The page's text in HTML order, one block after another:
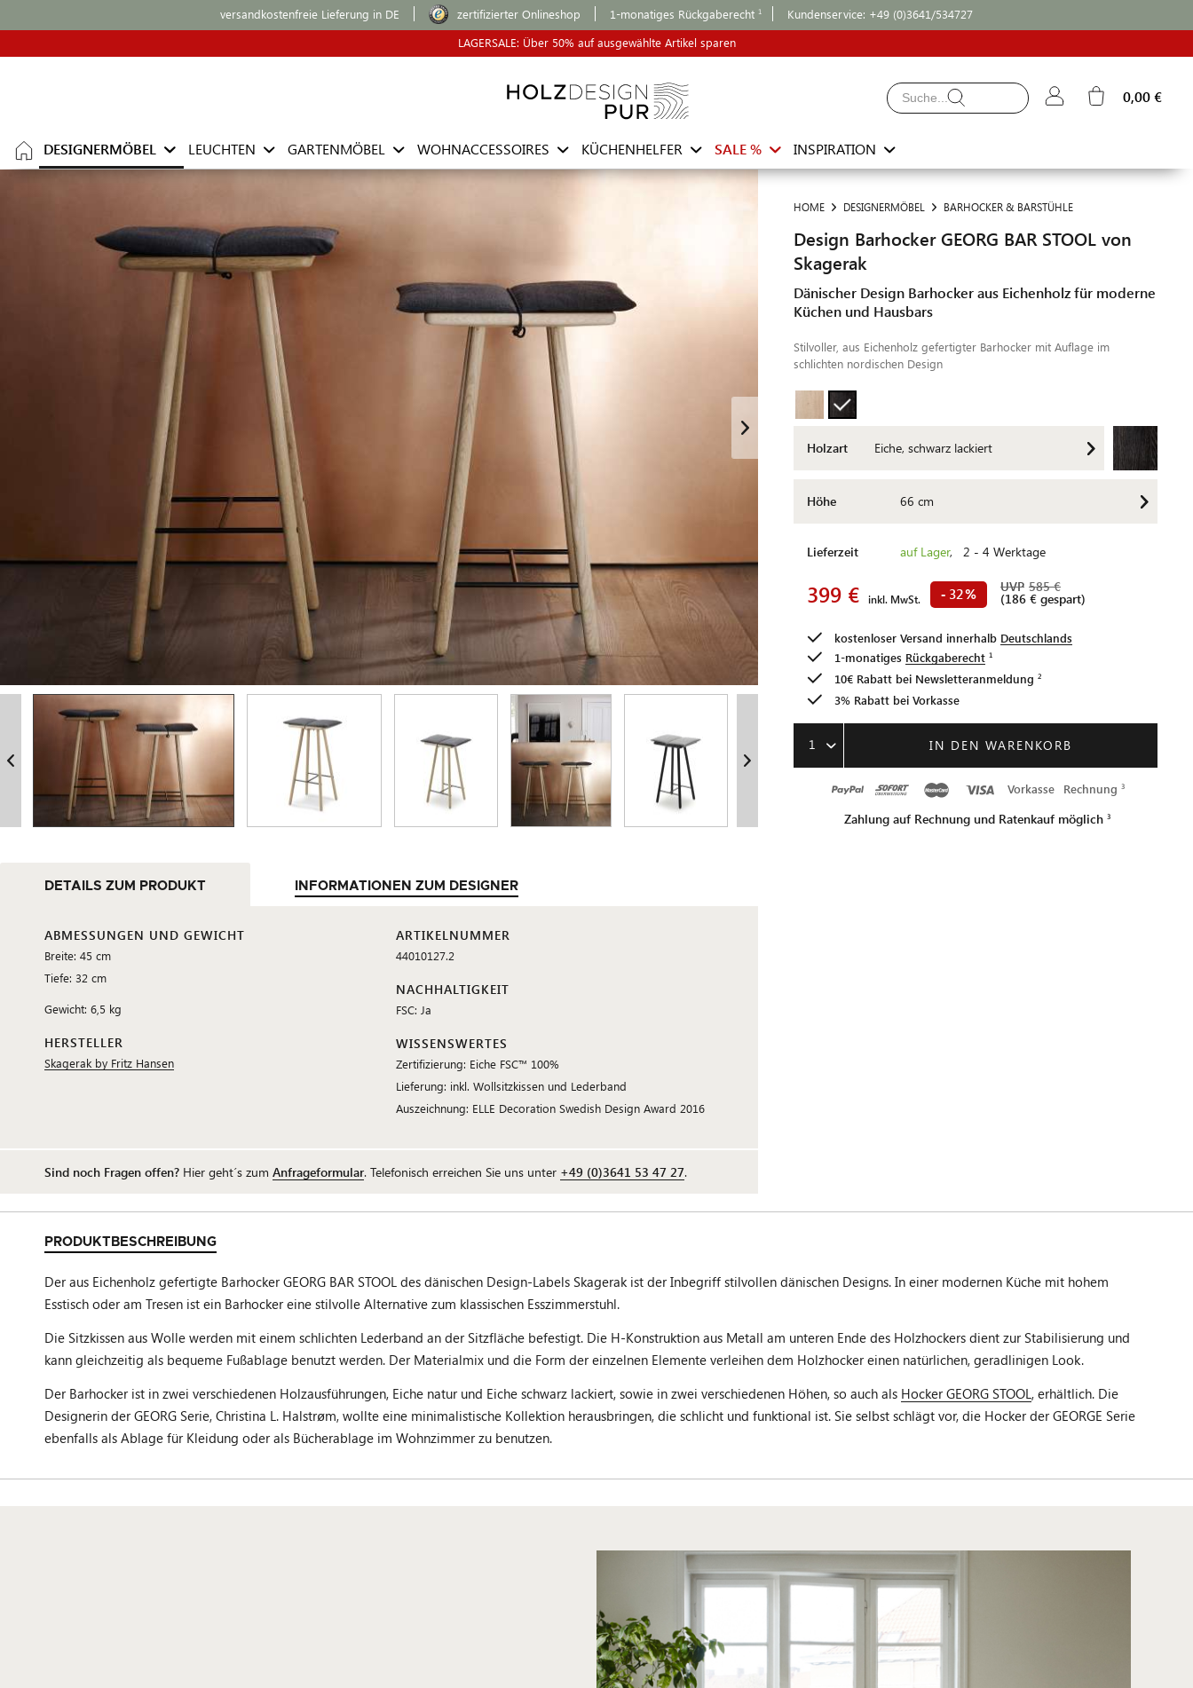
versandkostenfreie Lieferung in DE zertifizierter Onlineshop 1-monatiges Rückgaberecht Kundenservice: +49 (0)3641/534727
LAGERSALE: Über 50% auf ausgewählte Artikel sparen
0,00 €
DESIGNERMÖBEL LEUCHTEN GARTENMÖBEL WOHNACCESSOIRES KÜCHENHELFER SALE % INSPIRATION
HOME DESIGNERMÖBEL BARHOCKER & BARSTÜHLE
Design Barhocker GEORG BAR STOOL von
Skagerak
Dänischer Design Barhocker aus Eichenholz für moderne
Küchen und Hausbars
Stilvoller, aus Eichenholz gefertigter Barhocker mit Auflage im
schlichten nordischen Design
Holzart Eiche, schwarz lackiert
Höhe 66 cm
Lieferzeit auf Lager, 2 - 4 Werktage
399 € inkl. MwSt. - 32%
UVP 585 €
(186 € gespart)
kostenloser Versand innerhalb Deutschlands
1-monatiges Rückgaberecht
10€ Rabatt bei Newsletteranmeldung
3% Rabatt bei Vorkasse
1 IN DEN WARENKORB
Vorkasse Rechnung
Zahlung auf Rechnung und Ratenkauf möglich
DETAILS ZUM PRODUKT INFORMATIONEN ZUM DESIGNER
ABMESSUNGEN UND GEWICHT
Breite: 45 cm
Tiefe: 32 cm
Gewicht: 6,5 kg
HERSTELLER
Skagerak by Fritz Hansen
ARTIKELNUMMER
44010127.2
NACHHALTIGKEIT
FSC: Ja
WISSENSWERTES
Zertifizierung: Eiche FSC™ 100%
Lieferung: inkl. Wollsitzkissen und Lederband
Auszeichnung: ELLE Decoration Swedish Design Award 2016
Sind noch Fragen offen? Hier geht´s zum Anfrageformular. Telefonisch erreichen Sie uns unter +49 (0)3641 53 47 27.
PRODUKTBESCHREIBUNG
Der aus Eichenholz gefertigte Barhocker GEORG BAR STOOL des dänischen Design-Labels Skagerak ist der Inbegriff stilvollen dänischen Designs. In einer modernen Küche mit hohem
Esstisch oder am Tresen ist ein Barhocker eine stilvolle Alternative zum klassischen Esszimmerstuhl.
Die Sitzkissen aus Wolle werden mit einem schlichten Lederband an der Sitzfläche befestigt. Die H-Konstruktion aus Metall am unteren Ende des Holzhockers dient zur Stabilisierung und
kann gleichzeitig als bequeme Fußablage benutzt werden. Der Materialmix und die Form der einzelnen Elemente verleihen dem Holzhocker einen natürlichen, geradlinigen Look.
Der Barhocker ist in zwei verschiedenen Holzausführungen, Eiche natur und Eiche schwarz lackiert, sowie in zwei verschiedenen Höhen, so auch als Hocker GEORG STOOL, erhältlich. Die
Designerin der GEORG Serie, Christina L. Halstrøm, wollte eine minimalistische Kollektion herausbringen, die schlicht und funktional ist. Sie selbst schlägt vor, die Hocker der GEORGE Serie
ebenfalls als Ablage für Kleidung oder als Bücherablage im Wohnzimmer zu benutzen.